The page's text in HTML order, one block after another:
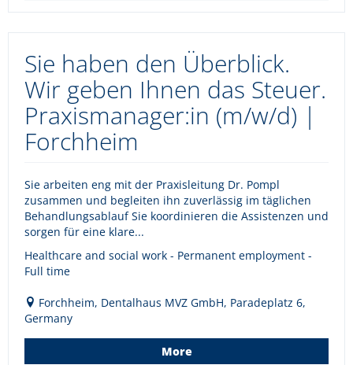
Sie haben den Überblick.
Wir geben Ihnen das Steuer.
Praxismanager:in (m/w/d) |
Forchheim
Sie arbeiten eng mit der Praxisleitung Dr. Pompl
zusammen und begleiten ihn zuverlässig im täglichen
Behandlungsablauf Sie koordinieren die Assistenzen und
sorgen für eine klare...
Healthcare and social work - Permanent employment -
Full time
Forchheim, Dentalhaus MVZ GmbH, Paradeplatz 6,
Germany
More